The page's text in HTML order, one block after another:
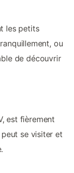
les petits
ou
de découvrir
est fièrement
se visiter et